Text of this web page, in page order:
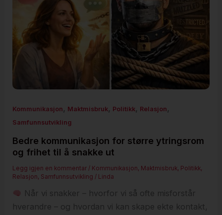
Kommunikasjon , Maktmisbruk, Politikk, Relasjon ,
Samfunnsutvikling
Bedre kommunikasjon for større ytringsrom
og frihet til å snakke ut
Legg igjen en kommentar / Kommunikasjon, Maktmisbruk, Politikk,
Relasjon, Samfunnsutvikling / Linda
Når vi snakker – hvorfor vi så ofte misforstår
hverandre – og hvordan vi kan skape ekte kontakt,